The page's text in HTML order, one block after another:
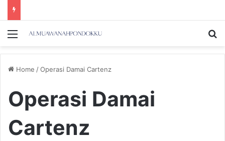
Menu
Home /Operasi Damai Cartenz
Operasi Damai
Cartenz